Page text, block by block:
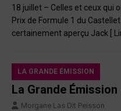
18 juillet – Celles et ceux qui
Prix de Formule 1 du
certainement aperçu Jack [
LA GRANDE ÉMISSION
La Grande
Morgane Las Dit Peisson